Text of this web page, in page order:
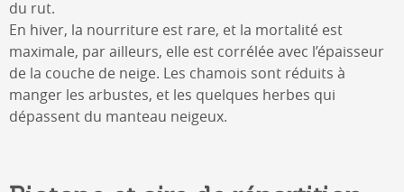
du rut.
En hiver, la nourriture est rare, et la mortalité est
maximale, par ailleurs, elle est corrélée avec l’épaisseur
de la couche de neige. Les chamois sont réduits à
manger les arbustes, et les quelques herbes qui
dépassent du manteau neigeux.